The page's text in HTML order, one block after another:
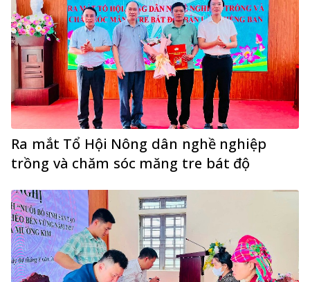
Ra mắt Tổ Hội Nông dân nghề nghiệp
trồng và chăm sóc măng tre bát độ